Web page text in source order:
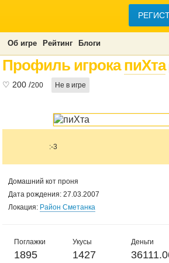
Об игре Рейтинг Блоги
Профиль игрокапиХта
♡ 200 /200 Не в игре
:-3
Домашний кот проня
Дата рождения: 27.03.2007
Локация: Район Сметанка
Поглажки
1895
Укусы
1427
Деньги